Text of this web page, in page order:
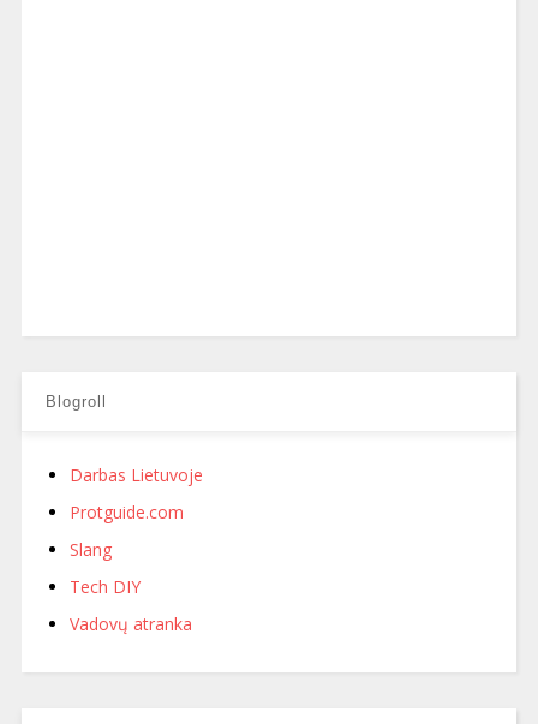
Blogroll
Darbas Lietuvoje
Protguide.com
Slang
Tech DIY
Vadovų atranka